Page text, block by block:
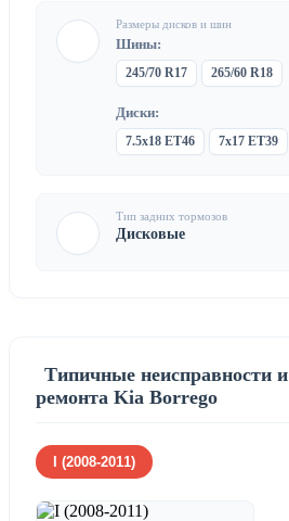
Размеры дисков и шин
Шины:
245/70 R17 265/60 R18
Диски:
7.5x18 ET46 7x17 ET39
Тип задних тормозов
Дисковые
Типичные неисправности и
ремонта Kia Borrego
I (2008-2011)